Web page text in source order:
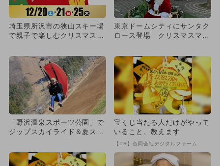
埼玉県所沢市の狭山スキー場
で親子で楽しむクリスマスイ
東京ドームシティにサンタク
ロース登場 クリスマスマー
「野沢温泉スポーツ公園」で
ジップスカイライド＆夏スキ
宝くじ当たる人だけがやって
いること、教えます
【PR】合同会社デジタルファーム